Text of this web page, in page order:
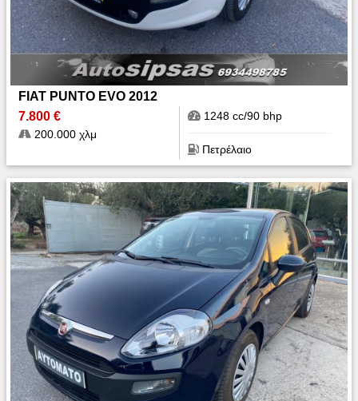
FIAT PUNTO EVO 2012
7.800 €
200.000 χλμ
1248 cc/90 bhp
Πετρέλαιο